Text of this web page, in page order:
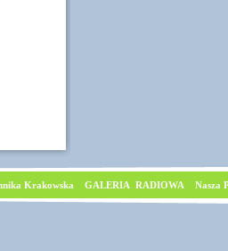
Krakowska GALERIA RADIOWA Nasza